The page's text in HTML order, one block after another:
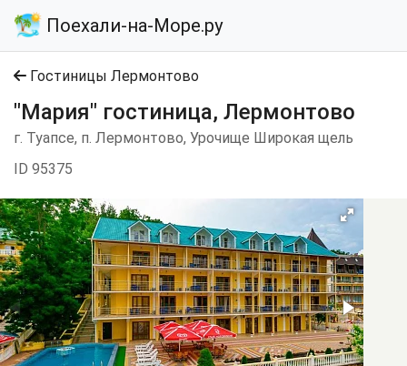
Поехали-на-Море.ру
Гостиницы Лермонтово
"Мария" гостиница, Лермонтово
г. Туапсе, п. Лермонтово, Урочище Широкая щель
ID 95375